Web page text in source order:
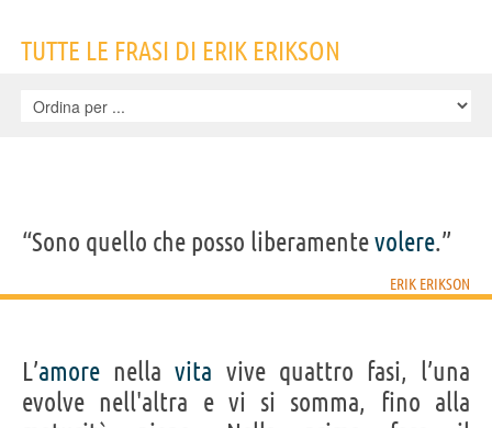
IDENTIKIT E DATI ANAGRAFICI
Erik
Nato 15 giugno 1902 a Francoforte
psicoanalista psicologo
Segno zodiacale Gemelli
CENNI BIOGRAFICI
TUTTE LE FRASI DI ERIK ERIKSON
“Sono quello che posso liberamentevolere.”
ERIK ERIKSON
L’amore nellavita vive quattro fasi, l’una
evolve nell'altra e vi si somma, fino alla